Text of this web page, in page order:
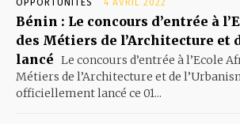
OPPORTUNITÉS 4 AVRIL 2022
Bénin : Le concours d’entrée à
des Métiers de l’Architecture et
lancé Le concours d’entrée à l’Ecole
Métiers de l’Architecture et de
officiellement lancé ce 01...